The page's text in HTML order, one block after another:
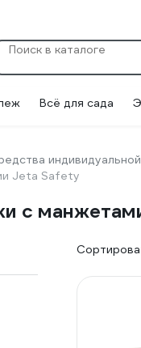
Всё для сада
Jeta Safety
с